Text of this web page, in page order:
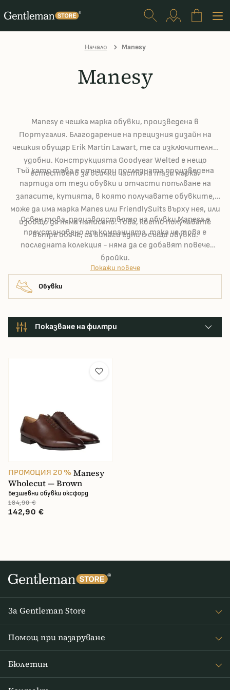
Начало Manesy
Manesy
Manesy е чешка марка обувки, произведена в
Португалия. Благодарение на прецизния дизайн на
чешкия обущар Erik Martin Lawart, те са изключително
удобни. Конструкцията Goodyear Welted е нещо
естествено за всички части на тази марка.
Тъй като това е отчасти последната произведена
партида от тези обувки и отчасти попълване на
запасите, кутията, в която получавате обувките,
може да има марка Manes или FriendlySuits върху нея, или
изобщо да няма написано. Това, което получавате
вътре обаче, са винаги едни и същи обувки.
Освен това, производството на обувки Manesa е
преустановено от компанията, така че това е
последната колекция - няма да се добавят повече
бройки.
Покажи повече
Обувки
Показване на филтри
Размери на обувките (филтрация)
cena
ПРОМОЦИЯ 20 % Manesy
Wholecut — Brown
Безшевни обувки оксфорд
184,90 €
142,90 €
За Gentleman Store
Помощ при пазаруване
Бюлетин